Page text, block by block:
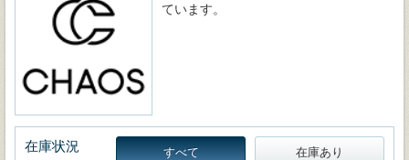
ています。
在庫状況 すべて 在庫あり